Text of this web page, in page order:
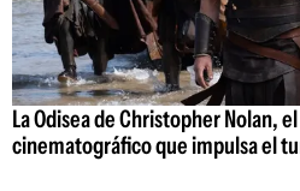
La Odisea de Christopher Nolan,
cinematográfico que impulsa el